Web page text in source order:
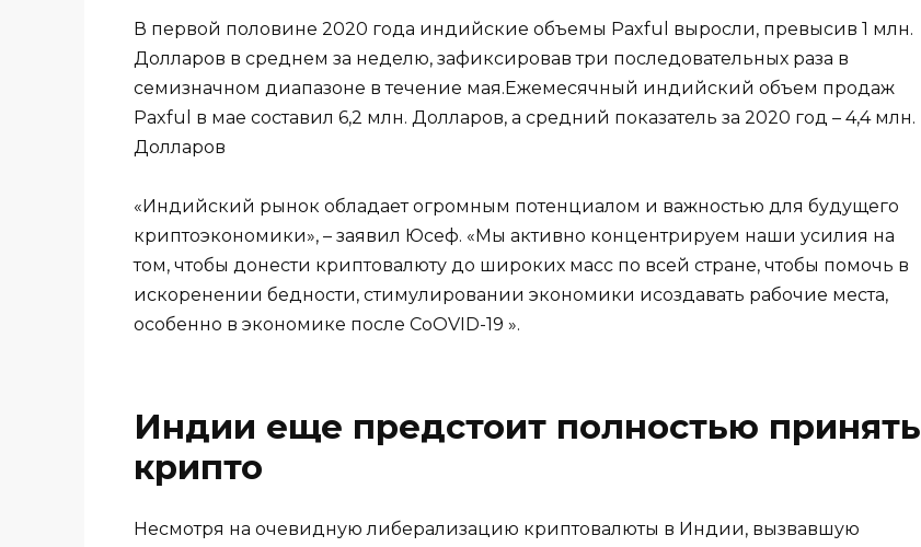
В первой половине 2020 года индийские объемы Paxful выросли, превысив 1 млн.
Долларов в среднем за неделю, зафиксировав три последовательных раза в
семизначном диапазоне в течение мая.Ежемесячный индийский объем продаж
Paxful в мае составил 6,2 млн. Долларов, а средний показатель за 2020 год – 4,4 млн.
Долларов
«Индийский рынок обладает огромным потенциалом и важностью для будущего
криптоэкономики», – заявил Юсеф. «Мы активно концентрируем наши усилия на
том, чтобы донести криптовалюту до широких масс по всей стране, чтобы помочь в
искоренении бедности, стимулировании экономики исоздавать рабочие места,
особенно в экономике после CoOVID-19 ».
Индии еще предстоит полностью принять
крипто
Несмотря на очевидную либерализацию криптовалюты в Индии, вызвавшую